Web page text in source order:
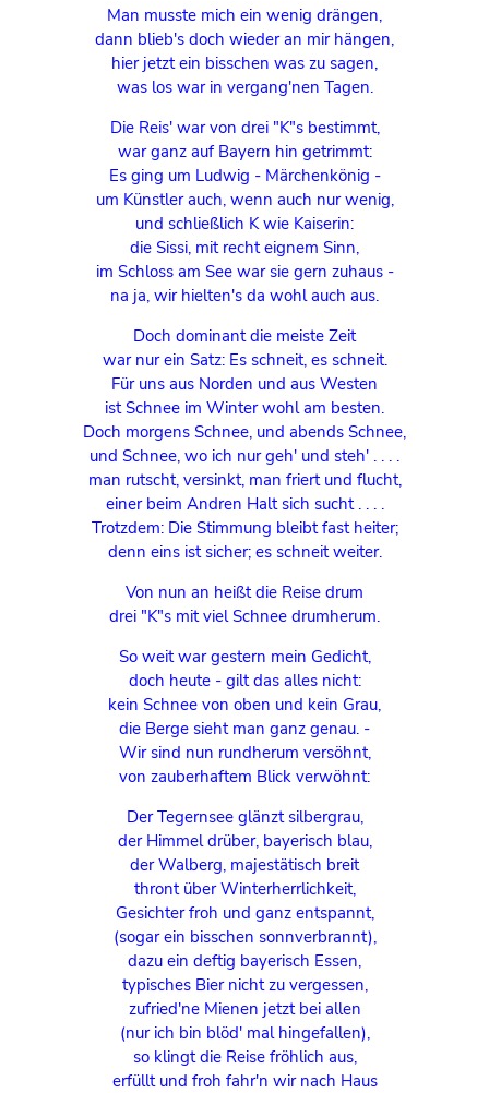
Man musste mich ein wenig drängen,
dann blieb's doch wieder an mir hängen,
hier jetzt ein bisschen was zu sagen,
was los war in vergang'nen Tagen.
Die Reis' war von drei "K"s bestimmt,
war ganz auf Bayern hin getrimmt:
Es ging um Ludwig - Märchenkönig -
um Künstler auch, wenn auch nur wenig,
und schließlich K wie Kaiserin:
die Sissi, mit recht eignem Sinn,
im Schloss am See war sie gern zuhaus -
na ja, wir hielten's da wohl auch aus.
Doch dominant die meiste Zeit
war nur ein Satz: Es schneit, es schneit.
Für uns aus Norden und aus Westen
ist Schnee im Winter wohl am besten.
Doch morgens Schnee, und abends Schnee,
und Schnee, wo ich nur geh' und steh' . . . .
man rutscht, versinkt, man friert und flucht,
einer beim Andren Halt sich sucht . . . .
Trotzdem: Die Stimmung bleibt fast heiter;
denn eins ist sicher; es schneit weiter.
Von nun an heißt die Reise drum
drei "K"s mit viel Schnee drumherum.
So weit war gestern mein Gedicht,
doch heute - gilt das alles nicht:
kein Schnee von oben und kein Grau,
die Berge sieht man ganz genau. -
Wir sind nun rundherum versöhnt,
von zauberhaftem Blick verwöhnt:
Der Tegernsee glänzt silbergrau,
der Himmel drüber, bayerisch blau,
der Walberg, majestätisch breit
thront über Winterherrlichkeit,
Gesichter froh und ganz entspannt,
(sogar ein bisschen sonnverbrannt),
dazu ein deftig bayerisch Essen,
typisches Bier nicht zu vergessen,
zufried'ne Mienen jetzt bei allen
(nur ich bin blöd' mal hingefallen),
so klingt die Reise fröhlich aus,
erfüllt und froh fahr'n wir nach Haus